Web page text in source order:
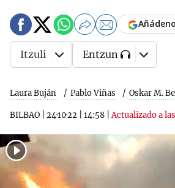
Laura Buján Pablo Viñas Oskar M.
BILBAO 24·10·22 14:58 |Actualizado a
Itzuli Entzun